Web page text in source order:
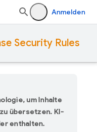
Anmelden
Security Rules
um Inhalte
übersetzen. KI-
enthalten.